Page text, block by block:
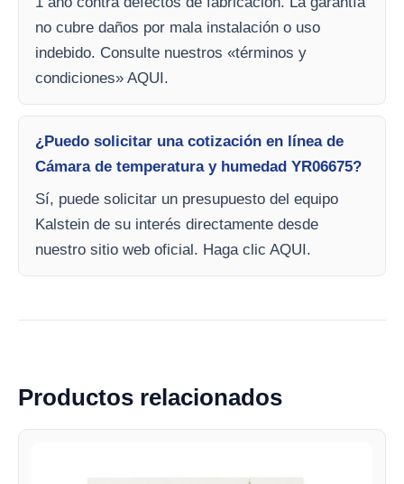
no cubre daños por mala instalación o uso
indebido. Consulte nuestros «términos y
condiciones» AQUI.
¿Puedo solicitar una cotización en línea de
Cámara de temperatura y humedad YR06675?
Sí, puede solicitar un presupuesto del equipo
Kalstein de su interés directamente desde
nuestro sitio web oficial. Haga clic AQUI.
Productos relacionados